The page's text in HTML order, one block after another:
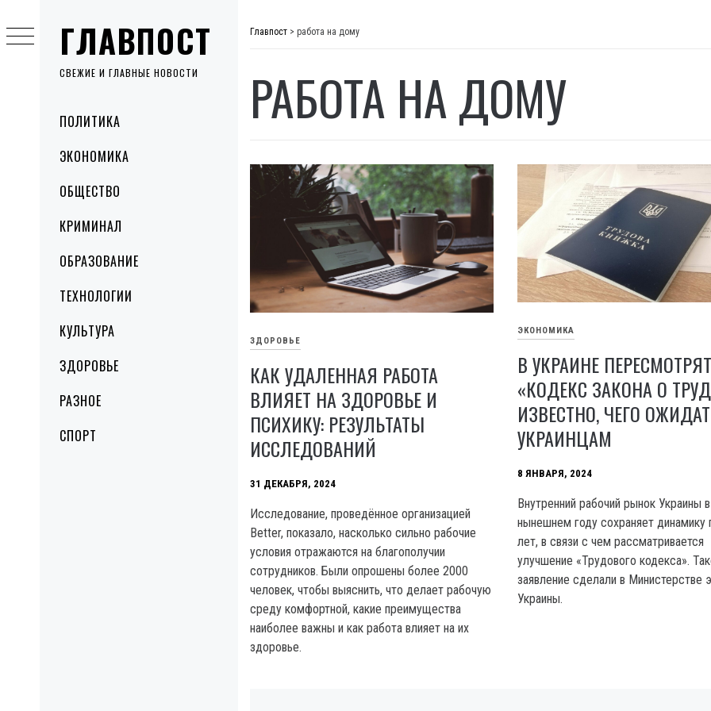
ГЛАВПОСТ
СВЕЖИЕ И ГЛАВНЫЕ НОВОСТИ
MenuПОЛИТИКА
ЭКОНОМИКА
ОБЩЕСТВО
КРИМИНАЛ
ОБРАЗОВАНИЕ
ТЕХНОЛОГИИ
КУЛЬТУРА
ЗДОРОВЬЕ
РАЗНОЕ
СПОРТ
to
content
Главпост > работа на дому
РАБОТА НА ДОМУ
ЗДОРОВЬЕ
КАК УДАЛЕННАЯ РАБОТА
ВЛИЯЕТ НА ЗДОРОВЬЕ И
ПСИХИКУ: РЕЗУЛЬТАТЫ
ИССЛЕДОВАНИЙ
31 ДЕКАБРЯ, 2024
Исследование, проведённое организацией
Better, показало, насколько сильно рабочие
условия отражаются на благополучии
сотрудников. Были опрошены более 2000
человек, чтобы выяснить, что делает рабочую
среду комфортной, какие преимущества
наиболее важны и как работа влияет на их
здоровье.
ЭКОНОМИКА
В УКРАИНЕ ПЕРЕСМОТРЯТ
«КОДЕКС ЗАКОНА О
ИЗВЕСТНО, ЧЕГО
УКРАИНЦАМ
8 ЯНВАРЯ, 2024
Внутренний рабочий рынок Украины в
нынешнем году сохраняет
лет, в связи с чем рассматривается
улучшение «Трудового кодекса».
заявление сделали в Министерстве
Украины.